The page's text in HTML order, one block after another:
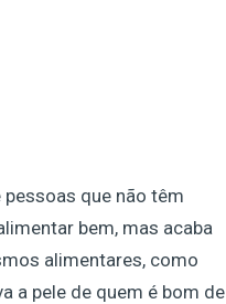
que não têm
bem, mas acaba
alimentares, como
a pele de quem é bom de